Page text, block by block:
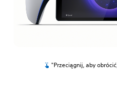
"Przeciągnij, aby